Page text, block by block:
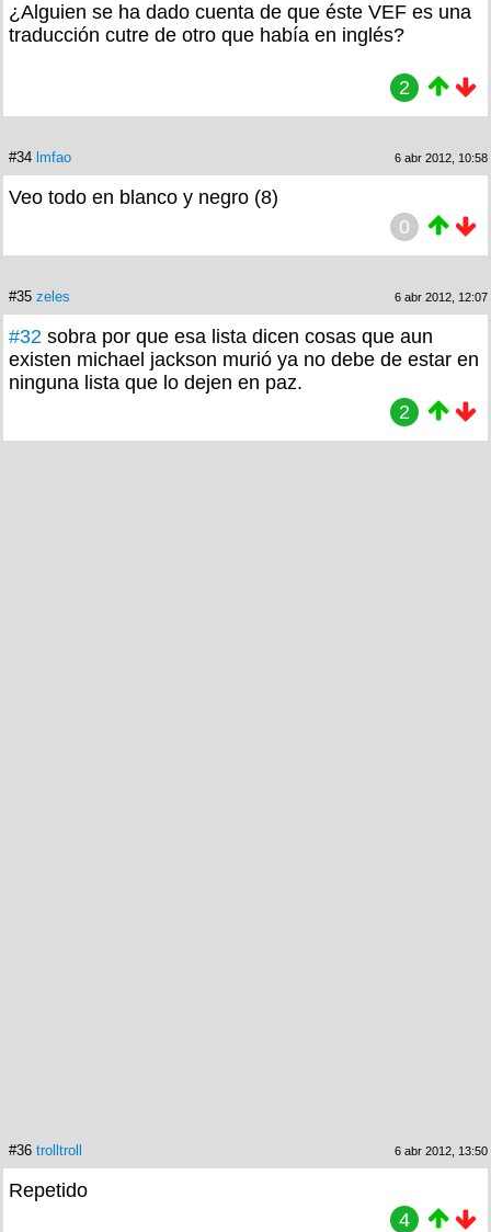
¿Alguien se ha dado cuenta de que éste VEF es una
traducción cutre de otro que había en inglés?
2
#34 lmfao 6 abr 2012, 10:58
Veo todo en blanco y negro (8)
0
#35 zeles 6 abr 2012, 12:07
#32 sobra por que esa lista dicen cosas que aun
existen michael jackson murió ya no debe de estar en
ninguna lista que lo dejen en paz.
2
#36 trolltroll 6 abr 2012, 13:50
Repetido
4